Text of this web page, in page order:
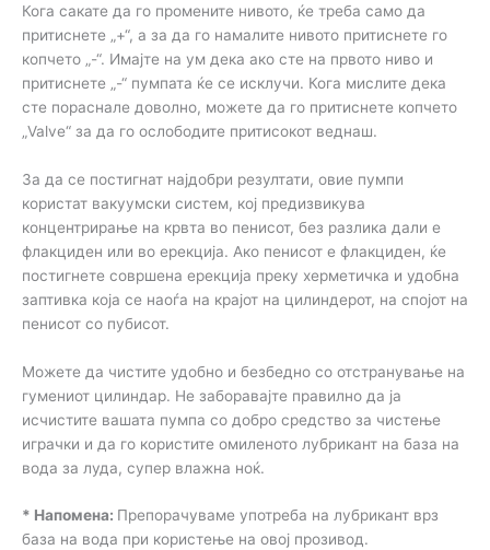
Кога сакате да го промените нивото, ќе треба само да
притиснете „+“, а за да го намалите нивото притиснете го
копчето „-“. Имајте на ум дека ако сте на првото ниво и
притиснете „-“ пумпата ќе се исклучи. Кога мислите дека
сте пораснале доволно, можете да го притиснете копчето
„Valve“ за да го ослободите притисокот веднаш.
За да се постигнат најдобри резултати, овие пумпи
користат вакуумски систем, кој предизвикува
концентрирање на крвта во пенисот, без разлика дали е
флакциден или во ерекција. Ако пенисот е флакциден, ќе
постигнете совршена ерекција преку херметичка и удобна
заптивка која се наоѓа на крајот на цилиндерот, на спојот на
пенисот со пубисот.
Можете да чистите удобно и безбедно со отстранување на
гумениот цилиндар. Не заборавајте правилно да ја
исчистите вашата пумпа со добро средство за чистење
играчки и да го користите омиленото лубрикант на база на
вода за луда, супер влажна ноќ.
* Напомена: Препорачуваме употреба на лубрикант врз
база на вода при користење на овој прозивод.